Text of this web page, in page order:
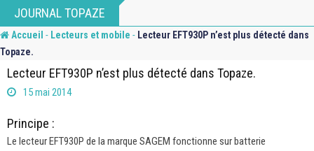
to
content
JOURNAL TOPAZE
Accueil - Lecteurs et mobile - Lecteur EFT930P n’est plus détecté dans
Topaze.
Lecteur EFT930P n’est plus détecté dans Topaze.
15 mai 2014
Principe :
Le lecteur EFT930P de la marque SAGEM fonctionne sur batterie